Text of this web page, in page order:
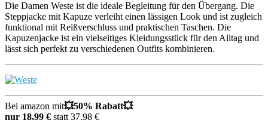
Die Damen Weste ist die ideale Begleitung für den Übergang. Die
Steppjacke mit Kapuze verleiht einen lässigen Look und ist zugleich
funktional mit Reißverschluss und praktischen Taschen. Die
Kapuzenjacke ist ein vielseitiges Kleidungsstück für den Alltag und
lässt sich perfekt zu verschiedenen Outfits kombinieren.
Bei amazon mit💥50% Rabatt💥
nur 18,99 € statt 37,98 €